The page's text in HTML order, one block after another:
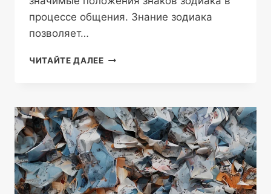
процессе общения. Знание зодиака
позволяет…
ЧИТАЙТЕ ДАЛЕЕКАК
ЗНАКОВ
ЗОДИАКА
И
ДОСТИГАТЬ
ВЗАИМОПОНИМАНИЯ